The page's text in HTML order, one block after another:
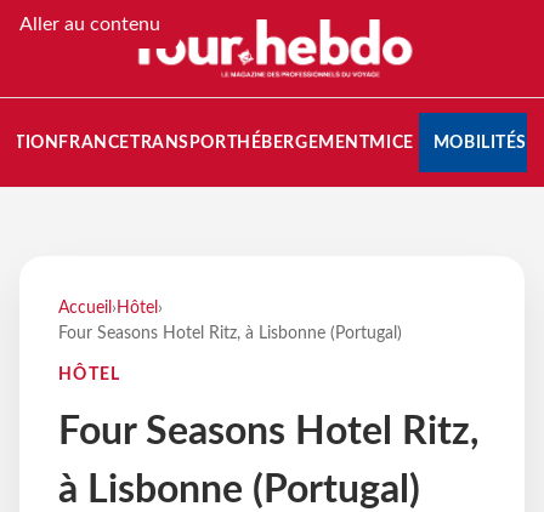
Aller au contenu
FRANCETRANSPORT HÉBERGEMENTMICE MOBILITÉS
Accueil › Hôtel ›
Four Seasons Hotel Ritz, à Lisbonne (Portugal)
HÔTEL
Four Seasons Hotel Ritz,
à Lisbonne (Portugal)